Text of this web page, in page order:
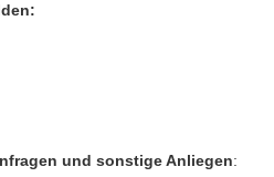
und sonstige Anliegen: